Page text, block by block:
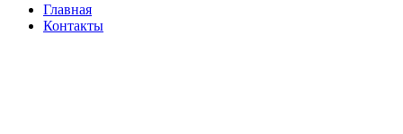
Главная
Контакты